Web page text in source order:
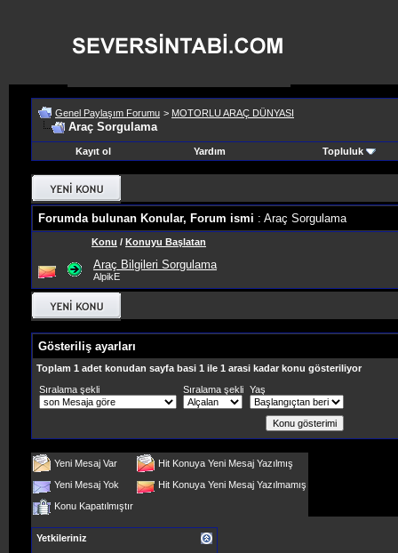
Genel Paylaşım Forumu > MOTORLU ARAÇ DÜNYASI
Araç Sorgulama
Kayıt ol Yardım Topluluk
Forumda bulunan Konular, Forum ismi : Araç Sorgulama
Konu / Konuyu Başlatan
Araç Bilgileri Sorgulama
AlpikE
Gösteriliş ayarları
Toplam 1 adet konudan sayfa basi 1 ile 1 arasi kadar konu gösteriliyor
Sıralama şekli
Sıralama şekli Yaş
Yeni Mesaj Var
Hit Konuya Yeni Mesaj Yazılmış
Yeni Mesaj Yok
Hit Konuya Yeni Mesaj Yazılmamış
Konu Kapatılmıştır
Yetkileriniz